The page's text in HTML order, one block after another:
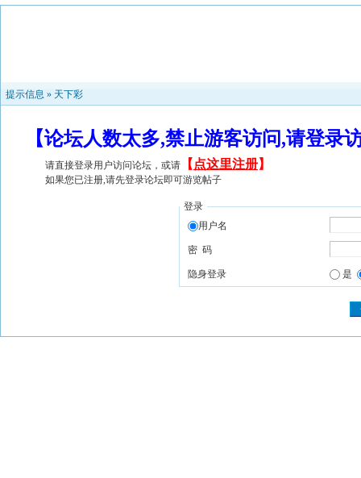
提示信息 » 天下彩
【论坛人数太多,禁止游客访问,请登
请直接登录用户访问论坛，或请 【 点这里注册】
如果您已注册,请先登录论坛即可游览帖子
登录
用户名
密 码
隐身登录 是